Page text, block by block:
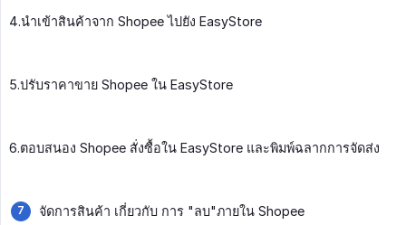
4.นำเข้าสินค้าจาก Shopee ไปยัง EasyStore
5.ปรับราคาขาย Shopee ใน EasyStore
6.ตอบสนอง Shopee สั่งซื้อใน EasyStore และพิมพ์ฉลากการจัดส่ง
จัดการสินค้า เกี่ยวกับ การ "ลบ"ภายใน Shopee